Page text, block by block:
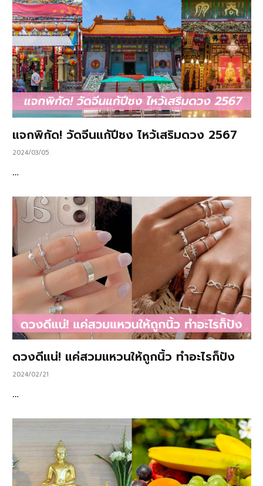
แจกพิกัด! วัดจีนแก้ปีชง ไหว้เสริมดวง 2567
2024/03/05
…
ดวงดีแน่! แค่สวมแหวนให้ถูกนิ้ว ทำอะไรก็ปัง
2024/02/21
…